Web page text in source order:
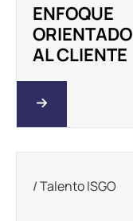
ENFOQUE
ORIENTADO
AL CLIENTE
/ Talento ISGO